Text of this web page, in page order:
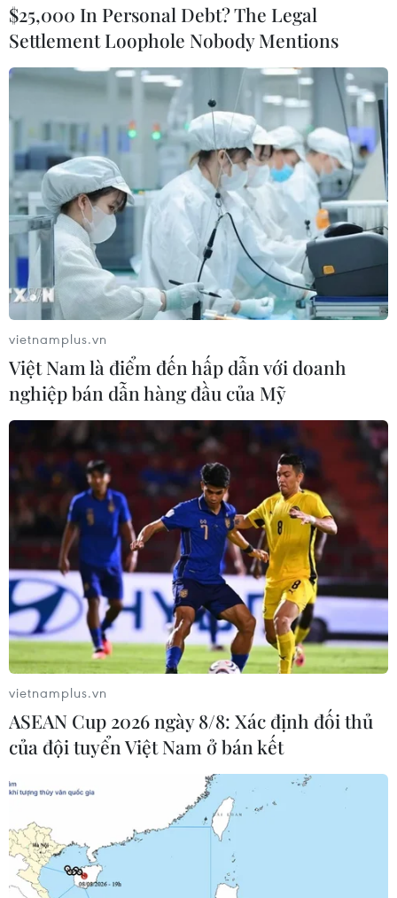
Hải Dương đề nghị các địa phương tạo
điều kiện để tiêu thụ nông sản
19/02/2021 02:35
Thực hiện cách ly xã hội khiến nông dân tại Hải Dương
gặp rất nhiều khó khăn trong việc tiêu thụ nông sản.
Hiện toàn tỉnh còn khoảng 90.000 tấn rau màu và
khoảng 700.000 con gà cần được tiêu thụ.
Hàng trăm lái xe vận tải ở Hải Dương lấy
mẫu xét nghiệm SARS-CoV-2
Chỉ tính từ chiều 20 đến sáng 21/2, CDC Hải Dương đã
xét nghiệm cho khoảng 500 lái xe. Các lái xe khi đến
lấy mẫu mang theo bằng lái xe và thực hiện nghiêm
các quy định về phòng, chống dịch.
$25,000 In Personal Debt? The Legal
Settlement Loophole Nobody Mentions
vietnamplus.vn
Việt Nam là điểm đến hấp dẫn với doanh
nghiệp bán dẫn hàng đầu của Mỹ
vietnamplus.vn
ASEAN Cup 2026 ngày 8/8: Xác định đối thủ
của đội tuyển Việt Nam ở bán kết